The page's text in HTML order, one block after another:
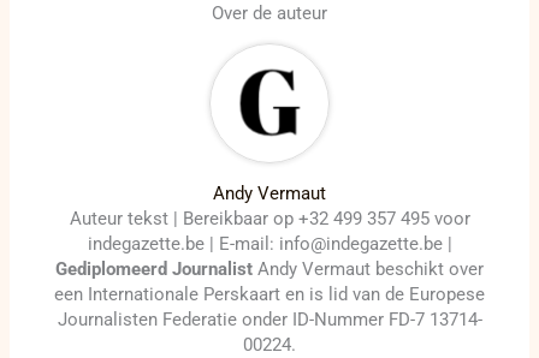
Over de auteur
Andy Vermaut
Auteur tekst | Bereikbaar op +32 499 357 495 voor
indegazette.be | E-mail: info@indegazette.be |
Gediplomeerd Journalist Andy Vermaut beschikt over
een Internationale Perskaart en is lid van de Europese
Journalisten Federatie onder ID-Nummer FD-7 13714-
00224.